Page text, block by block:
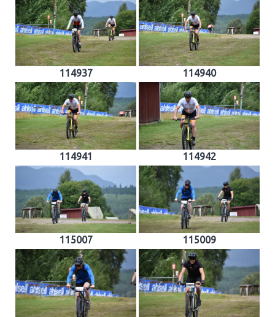
114937 114940
114941 114942
115007 115009